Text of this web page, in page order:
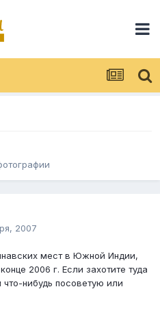
2007
мест в Южной Индии,
2006 г. Если захотите туда
нибудь посоветую или